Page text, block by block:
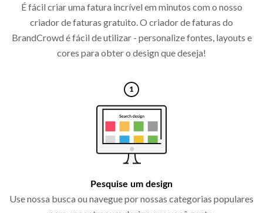
É fácil criar uma fatura incrível em minutos com o nosso
criador de faturas gratuito. O criador de faturas do
BrandCrowd é fácil de utilizar - personalize fontes, layouts e
cores para obter o design que deseja!
Pesquise um design
Use nossa busca ou navegue por nossas categorias populares